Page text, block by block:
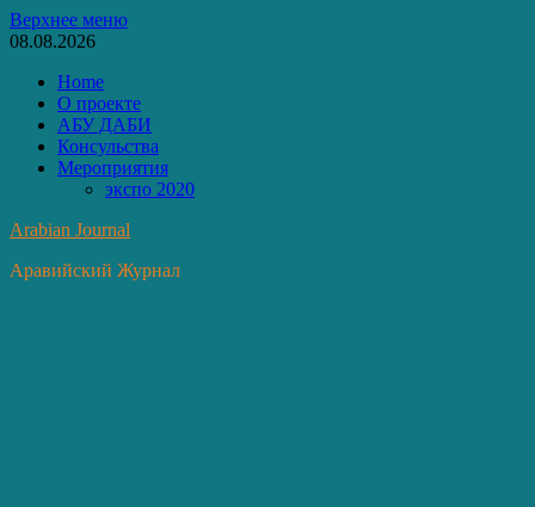
Перейти
к
Верхнее меню
08.08.2026
Home
О проекте
АБУ ДАБИ
Консульства
Мероприятия
экспо 2020
Arabian Journal
Аравийский Журнал